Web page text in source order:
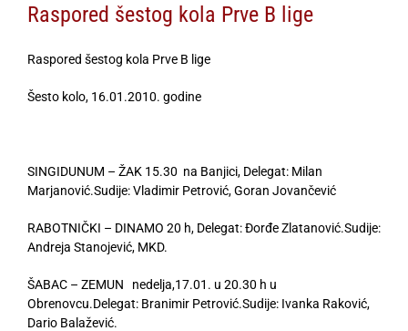
Raspored šestog kola Prve B lige
Raspored šestog kola Prve B lige
Šesto kolo, 16.01.2010. godine
SINGIDUNUM – ŽAK 15.30 na Banjici, Delegat: Milan
Marjanović.Sudije: Vladimir Petrović, Goran Jovančević
RABOTNIČKI – DINAMO 20 h, Delegat: Đorđe Zlatanović.Sudije:
Andreja Stanojević, MKD.
ŠABAC – ZEMUN nedelja,17.01. u 20.30 h u
Obrenovcu.Delegat: Branimir Petrović.Sudije: Ivanka Raković,
Dario Balažević.